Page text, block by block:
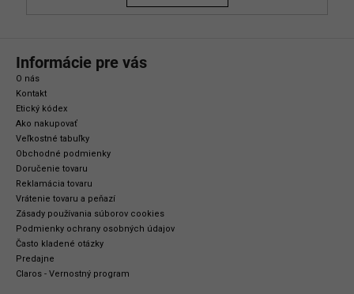
k
Informácie pre vás
O nás
Kontakt
Etický kódex
Ako nakupovať
Veľkostné tabuľky
Obchodné podmienky
Doručenie tovaru
Reklamácia tovaru
Vrátenie tovaru a peňazí
Zásady používania súborov cookies
Podmienky ochrany osobných údajov
Často kladené otázky
Predajne
Claros - Vernostný program